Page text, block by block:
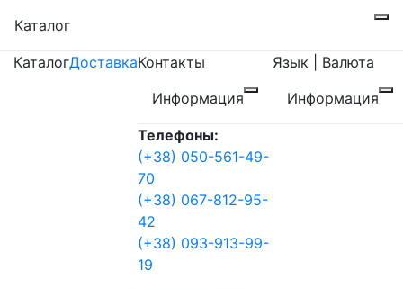
Каталог
КаталогДоставкаКонтакты
Информация
Телефоны:
(+38) 050-561-49-
70
(+38) 067-812-95-
42
(+38) 093-913-99-
19
Язык | Валюта
Информация